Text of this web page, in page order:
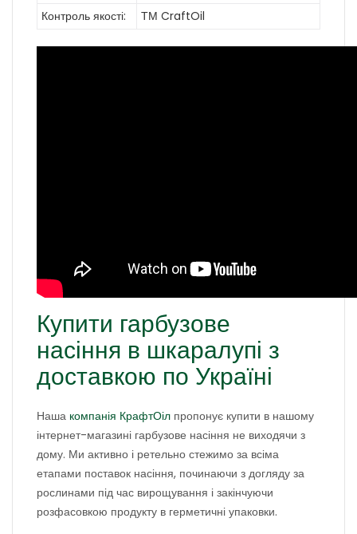
Контроль якості: ТМ CraftOil
Купити гарбузове
насіння в шкаралупі з
доставкою по Україні
Наша компанія КрафтОіл пропонує купити в нашому
інтернет-магазині гарбузове насіння не виходячи з
дому. Ми активно і ретельно стежимо за всіма
етапами поставок насіння, починаючи з догляду за
рослинами під час вирощування і закінчуючи
розфасовкою продукту в герметичні упаковки.